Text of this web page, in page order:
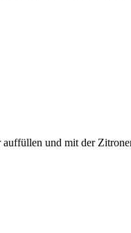
und mit der